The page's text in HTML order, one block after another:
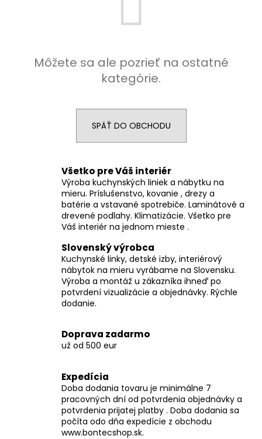
Môžete sa ale pozrieť na ostatné
kategórie.
SPÄŤ DO OBCHODU
Všetko pre Váš interiér
Výroba kuchynských liniek a nábytku na
mieru. Príslušenstvo, kovanie , drezy a
batérie a vstavané spotrebiče. Laminátové a
drevené podlahy. Klimatizácie. Všetko pre
Váš interiér na jednom mieste .
Slovenský výrobca
Kuchynské linky, detské izby, interiérový
nábytok na mieru vyrábame na Slovensku.
Výroba a montáž u zákazníka ihneď po
potvrdení vizualizácie a objednávky. Rýchle
dodanie.
Doprava zadarmo
už od 500 eur
Expedícia
Doba dodania tovaru je minimálne 7
pracovných dní od potvrdenia objednávky a
potvrdenia prijatej platby . Doba dodania sa
počíta odo dňa expedície z obchodu
www.bontecshop.sk.